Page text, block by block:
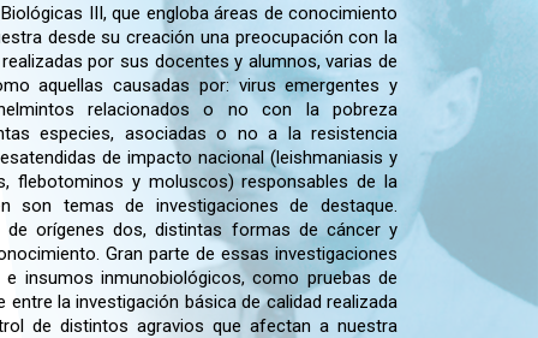
III, que engloba áreas de conocimiento
desde su creación una preocupación con la
por sus docentes y alumnos, varias de
aquellas causadas por: virus emergentes y
helmintos relacionados o no con la pobreza
especies, asociadas o no a la resistencia
de impacto nacional (leishmaniasis y
flebotominos y moluscos) responsables de la
son temas de investigaciones de destaque.
de orígenes dos, distintas formas de cáncer y
Gran parte de essas investigaciones
insumos inmunobiológicos, como pruebas de
la investigación básica de calidad realizada
de distintos agravios que afectan a nuestra